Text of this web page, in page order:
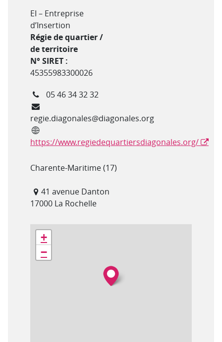
Type de structure
EI – Entreprise
d’Insertion
Régie de quartier /
de territoire
N° SIRET :
45355983300026
Téléphone
05 46 34 32 32
Courriel
regie.diagonales@diagonales.org
Site internet
https://www.regiedequartiersdiagonales.org/
Département(s)
Charente-Maritime (17)
41 avenue Danton
17000 La Rochelle
Géolocalisation
+
−